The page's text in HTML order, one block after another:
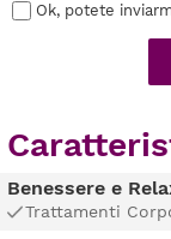
Ok, potete
Benessere e
Trattamenti